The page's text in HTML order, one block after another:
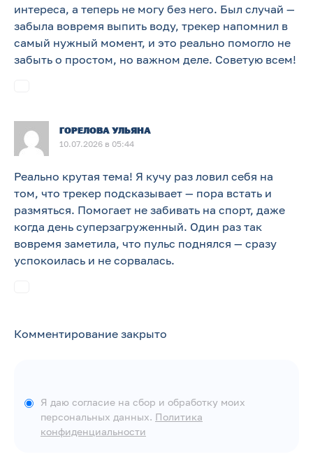
интереса, а теперь не могу без него. Был случай —
забыла вовремя выпить воду, трекер напомнил в
самый нужный момент, и это реально помогло не
забыть о простом, но важном деле. Советую всем!
ГОРЕЛОВА УЛЬЯНА
10.07.2026 в 05:44
Реально крутая тема! Я кучу раз ловил себя на
том, что трекер подсказывает — пора встать и
размяться. Помогает не забивать на спорт, даже
когда день суперзагруженный. Один раз так
вовремя заметила, что пульс поднялся — сразу
успокоилась и не сорвалась.
Комментирование закрыто
Я даю согласие на сбор и обработку моих
персональных данных. Политика
конфиденциальности